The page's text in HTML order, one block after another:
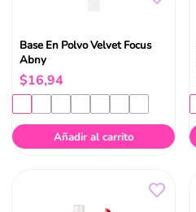
Base En Polvo Velvet Focus
Abny
$16,94
Añadir al carrito